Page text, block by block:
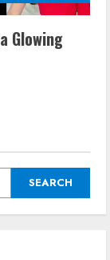
Glowing
SEARCH